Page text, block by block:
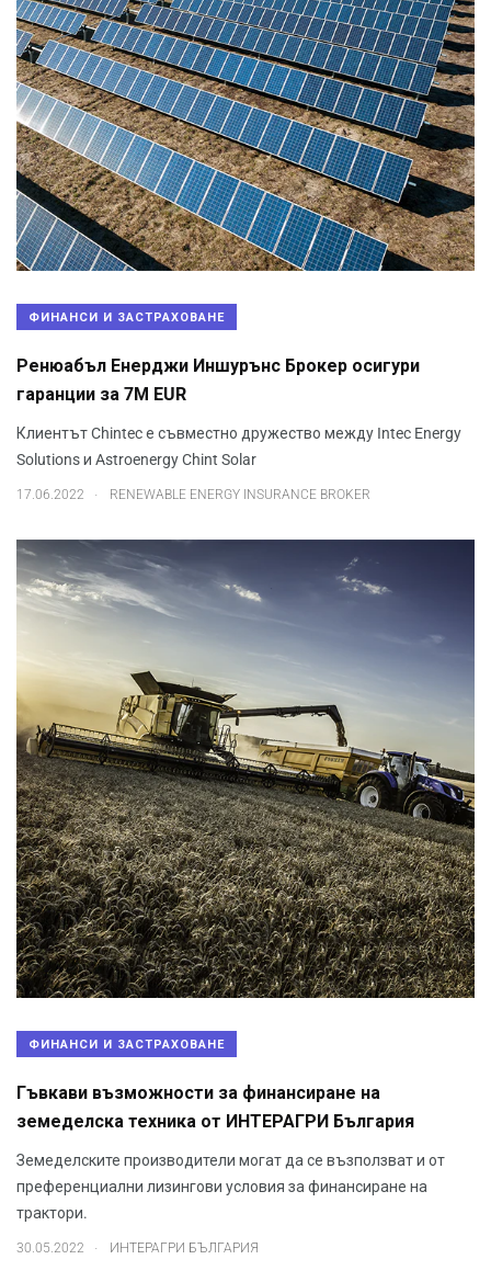
ФИНАНСИ И ЗАСТРАХОВАНЕ
Ренюабъл Енерджи Иншурънс Брокер осигури
гаранции за 7M EUR
Клиентът Chintec е съвместно дружество между Intec Energy
Solutions и Astroenergy Chint Solar
17.06.2022 . RENEWABLE ENERGY INSURANCE BROKER
ФИНАНСИ И ЗАСТРАХОВАНЕ
Гъвкави възможности за финансиране на
земеделска техника от ИНТЕРАГРИ България
Земеделските производители могат да се възползват и от
преференциални лизингови условия за финансиране на
трактори.
30.05.2022 . ИНТЕРАГРИ БЪЛГАРИЯ